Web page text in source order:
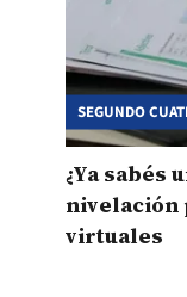
SEGUNDO
¿Ya sabés
nivelación
virtuales